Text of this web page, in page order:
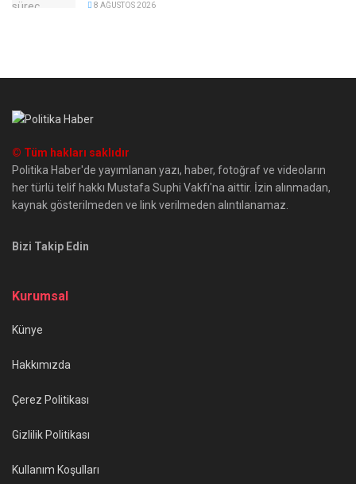
8 AĞUSTOS 2026
© Tüm hakları saklıdır
Politika Haber'de yayımlanan yazı, haber, fotoğraf ve videoların
her türlü telif hakkı Mustafa Suphi Vakfı'na aittir. İzin alınmadan,
kaynak gösterilmeden ve link verilmeden alıntılanamaz.
Bizi Takip Edin
Kurumsal
Künye
Hakkımızda
Çerez Politikası
Gizlilik Politikası
Kullanım Koşulları